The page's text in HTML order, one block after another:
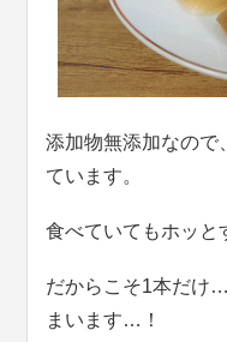
添加物無添加なので
ています。
食べていてもホッと
だからこそ1本だけ
まいます…！